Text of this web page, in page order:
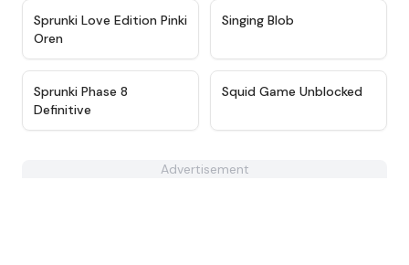
★ 4.7
Sprunki Love Edition Pinki
Oren
Singing Blob
Sprunki Phase 8
Definitive
★ 4.6
Squid Game Unblocked
Advertisement